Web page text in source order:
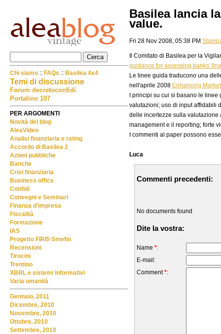
Basilea lancia
value.
Fri 28 Nov 2008, 05:38 PM
Il Comitato di Basilea per la
guidance for assessing banks'
Le linee guida traducono una
nell'aprile 2008 Enhancing
I principi su cui si basano le
valutazioni; uso di input affidabili
delle incertezze sulla
management e il reporting; forte
I commenti al paper possono
Luca
Commenti precedenti:
No documents found
Dite la vostra:
Name *:
E-mail:
Comment*:
Chi siamo :: FAQs :: Basilea 4x4
Temi di discussione
Forum decretoconfidi
Portalino 107
PER ARGOMENTI
Novità del blog
AleaVideo
Analisi finanziaria e rating
Accordo di Basilea 2
Azioni pubbliche
Banche
Crisi finanziaria
Business office
Confidi
Convegni e Seminari
Finanza d'impresa
Fiscalità
Formazione
IAS
Progetto FIRB-Smefin
Recensioni
Tirocini
Trentino
XBRL e sistemi informativi
Varia umanità
Gennaio, 2011
Dicembre, 2010
Novembre, 2010
Ottobre, 2010
Settembre, 2010